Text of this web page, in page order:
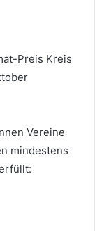
Preis Kreis
Vereine
mindestens